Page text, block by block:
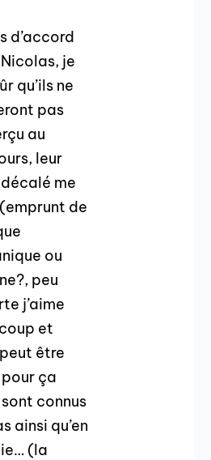
d’accord
je
qu’ils ne
pas
au
leur
me
de
ou
peu
j’aime
et
être
ça
sont connus
ainsi qu’en
(la